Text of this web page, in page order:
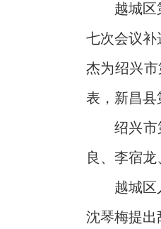
越城区
七次会议补
杰为绍兴
表，新昌县
绍兴
良、李宿龙
越城区
沈琴梅提出